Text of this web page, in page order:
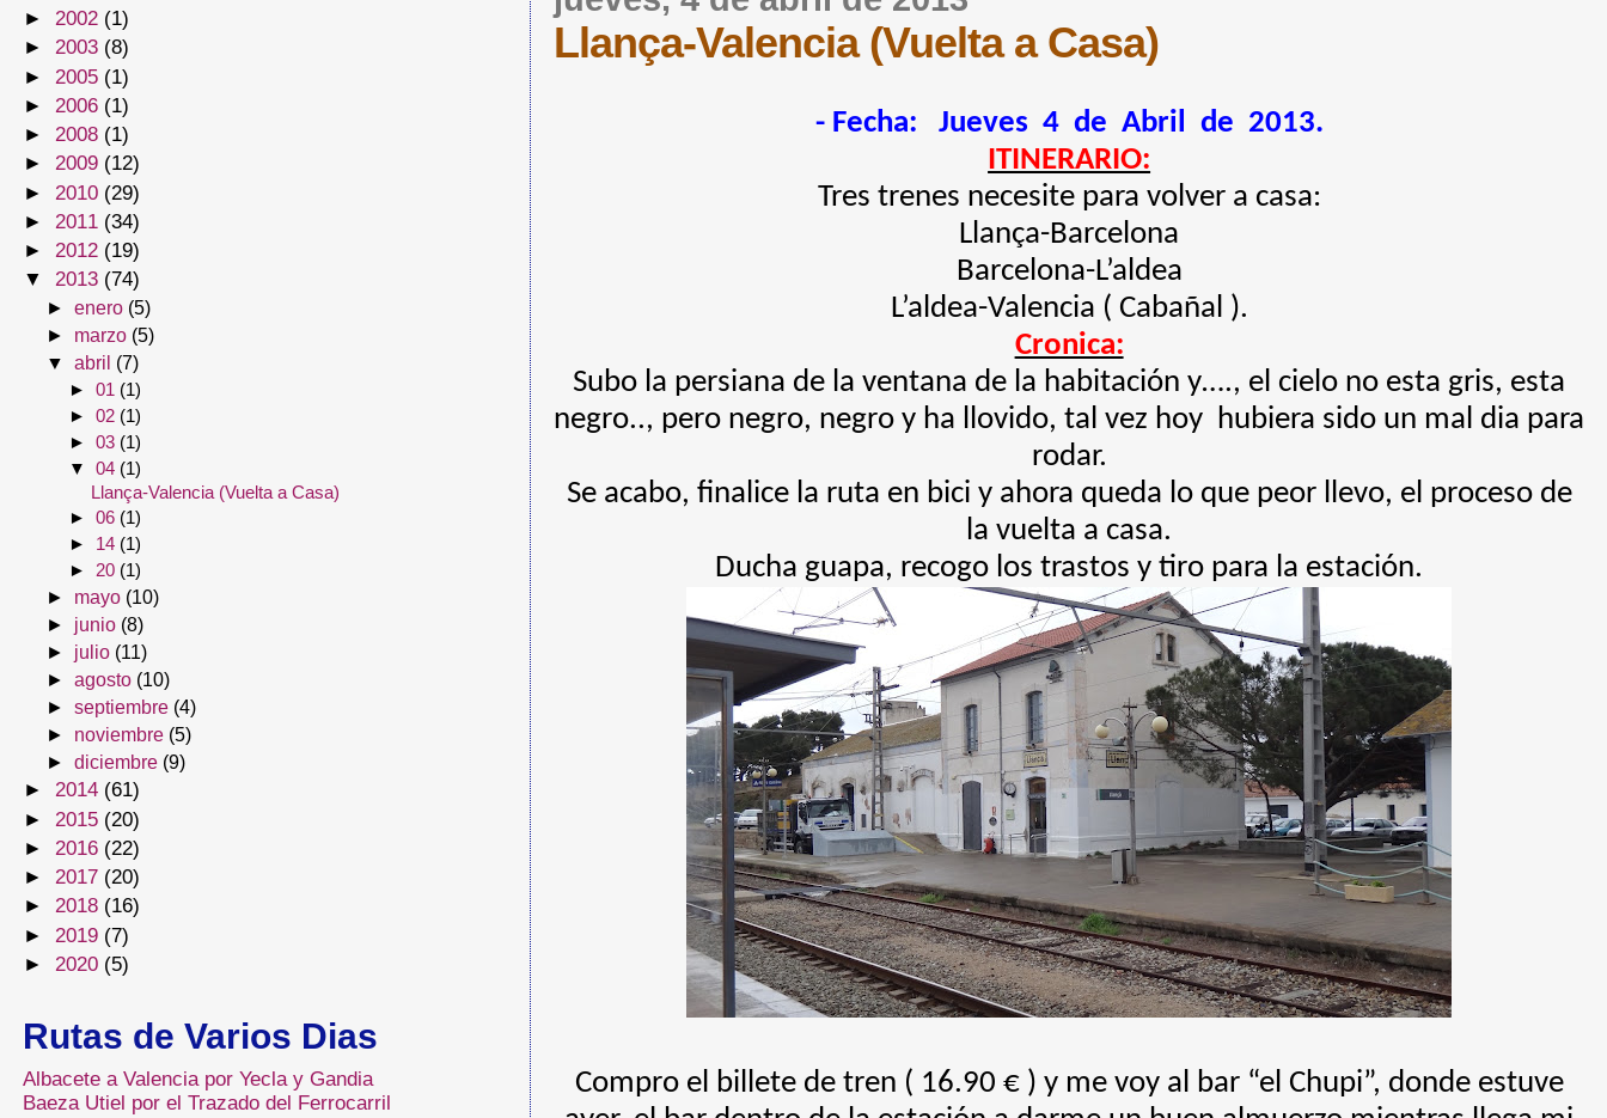
Llança-Valencia (Vuelta a Casa)
- Fecha: Jueves 4 de Abril de 2013.
ITINERARIO:
Tres trenes necesite para volver a casa:
Llança-Barcelona
Barcelona-L’aldea
L’aldea-Valencia ( Cabañal ).
Cronica:
Subo la persiana de la ventana de la habitación y…., el cielo no esta gris, esta
negro.., pero negro, negro y ha llovido, tal vez hoy hubiera sido un mal dia para
rodar.
Se acabo, finalice la ruta en bici y ahora queda lo que peor llevo, el proceso de
la vuelta a casa.
Ducha guapa, recogo los trastos y tiro para la estación.
Compro el billete de tren ( 16.90 € ) y me voy al bar “el Chupi”, donde estuve
► 2002 (1)
► 2003 (8)
► 2005 (1)
► 2006 (1)
► 2008 (1)
► 2009 (12)
► 2010 (29)
► 2011 (34)
► 2012 (19)
▼ 2013 (74)
►enero (5)
► marzo (5)
▼abril (7)
► 01 (1)
► 02 (1)
► 03 (1)
▼ 04 (1)
Llança-Valencia (Vuelta a Casa)
► 06 (1)
► 14 (1)
► 20 (1)
► mayo (10)
► junio (8)
► julio (11)
►agosto (10)
►septiembre (4)
► noviembre (5)
►diciembre (9)
► 2014 (61)
► 2015 (20)
► 2016 (22)
► 2017 (20)
► 2018 (16)
► 2019 (7)
► 2020 (5)
Rutas de Varios Dias
Albacete a Valencia por Yecla y Gandia
Baeza Utiel por el Trazado del Ferrocarril